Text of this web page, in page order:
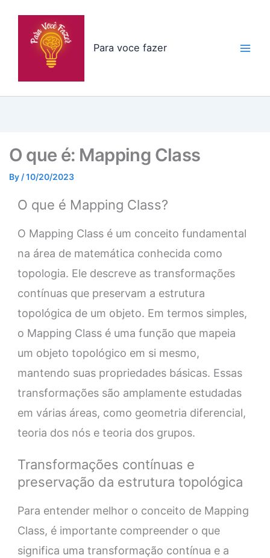
Para voce fazer
O que é: Mapping Class
By /10/20/2023
O que é Mapping Class?
O Mapping Class é um conceito fundamental
na área de matemática conhecida como
topologia. Ele descreve as transformações
contínuas que preservam a estrutura
topológica de um objeto. Em termos simples,
o Mapping Class é uma função que mapeia
um objeto topológico em si mesmo,
mantendo suas propriedades básicas. Essas
transformações são amplamente estudadas
em várias áreas, como geometria diferencial,
teoria dos nós e teoria dos grupos.
Transformações contínuas e
preservação da estrutura topológica
Para entender melhor o conceito de Mapping
Class, é importante compreender o que
significa uma transformação contínua e a